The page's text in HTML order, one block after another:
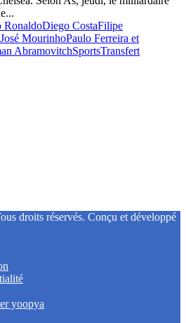
RonaldoDiego CostaFilipe
José MourinhoPaulo Ferreira et
AbramovitchSportsTransfert
droits réservés. Conçu et développé
yoopya